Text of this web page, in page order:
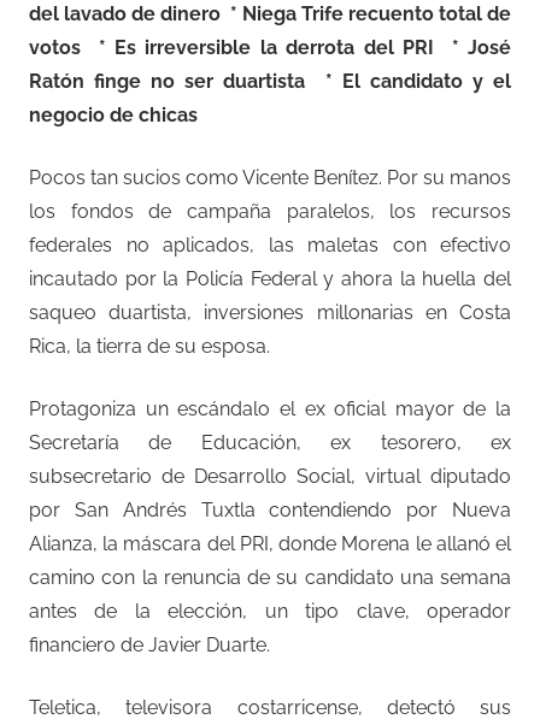
del lavado de dinero * Niega Trife recuento total de
votos * Es irreversible la derrota del PRI * José
Ratón finge no ser duartista * El candidato y el
negocio de chicas
Pocos tan sucios como Vicente Benítez. Por su manos
los fondos de campaña paralelos, los recursos
federales no aplicados, las maletas con efectivo
incautado por la Policía Federal y ahora la huella del
saqueo duartista, inversiones millonarias en Costa
Rica, la tierra de su esposa.
Protagoniza un escándalo el ex oficial mayor de la
Secretaría de Educación, ex tesorero, ex
subsecretario de Desarrollo Social, virtual diputado
por San Andrés Tuxtla contendiendo por Nueva
Alianza, la máscara del PRI, donde Morena le allanó el
camino con la renuncia de su candidato una semana
antes de la elección, un tipo clave, operador
financiero de Javier Duarte.
Teletica, televisora costarricense, detectó sus